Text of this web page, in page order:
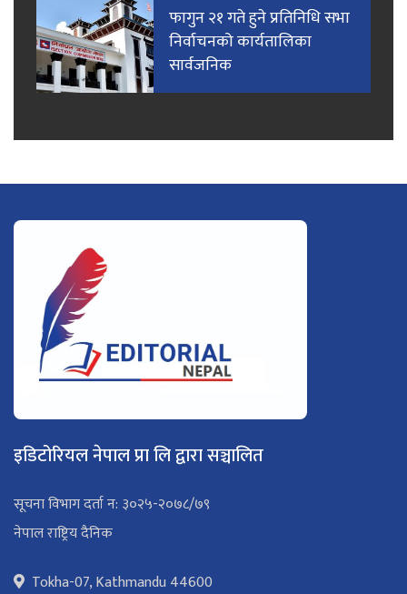
फागुन २१ गते हुने प्रतिनिधि सभा
निर्वाचनको कार्यतालिका
सार्वजनिक
इडिटोरियल नेपाल प्रा लि द्वारा सञ्चालित
सूचना विभाग दर्ता न: ३०२५-२०७८/७९
नेपाल राष्ट्रिय दैनिक
Tokha-07, Kathmandu 44600